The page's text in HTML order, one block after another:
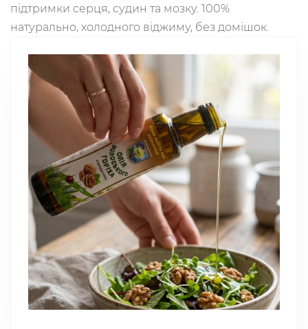
підтримки серця, судин та мозку. 100%
натурально, холодного віджиму, без домішок.